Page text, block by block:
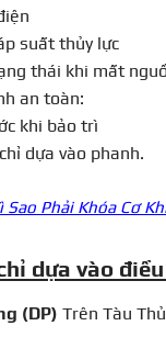
suất thủy lực
thái khi mất
an toàn:
khi bảo trì
dựa vào phanh.
Sao Phải Khóa Cơ
dựa vào
(DP) Trên Tàu